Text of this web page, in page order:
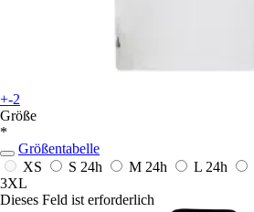
+-2
Größe
*
Größentabelle
XS
S 24h M 24h L 24h
3XL
Dieses Feld ist erforderlich